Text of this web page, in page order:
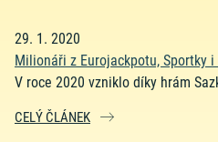
29. 1. 2020
Milionáři z Eurojackpotu, Sportky i
V roce 2020 vzniklo díky hrám
CELÝ ČLÁNEK